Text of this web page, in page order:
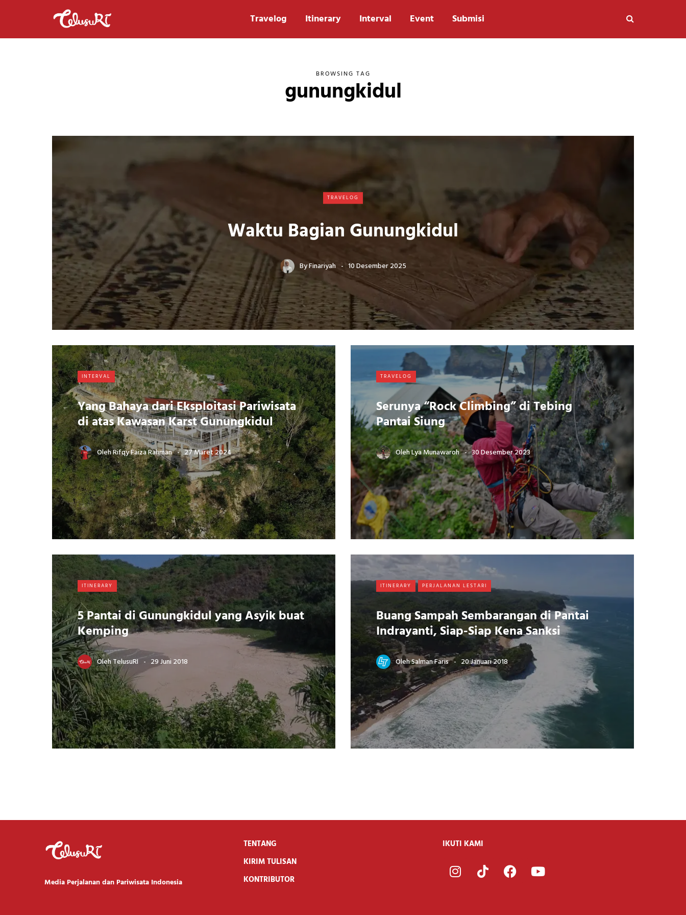
Travelog Itinerary Interval Event Submisi
BROWSING TAG
gunungkidul
TRAVELOG
Waktu Bagian Gunungkidul
ByFinariyah 10 Desember 2025
INTERVAL
Yang Bahaya dari Eksploitasi Pariwisata
di atas Kawasan Karst Gunungkidul
OlehRifqy Faiza Rahman 27 Maret 2024
TRAVELOG
Serunya “Rock Climbing” di Tebing
Pantai Siung
OlehLya Munawaroh 30 Desember 2023
ITINERARY
5 Pantai di Gunungkidul yang Asyik buat
Kemping
OlehTelusuRI 29 Juni 2018
ITINERARY PERJALANAN LESTARI
Buang Sampah Sembarangan di Pantai
Indrayanti, Siap-Siap Kena Sanksi
OlehSalman Faris 20 Januari 2018
Media Perjalanan dan Pariwisata Indonesia
TENTANG
KIRIM TULISAN
KONTRIBUTOR
IKUTI KAMI